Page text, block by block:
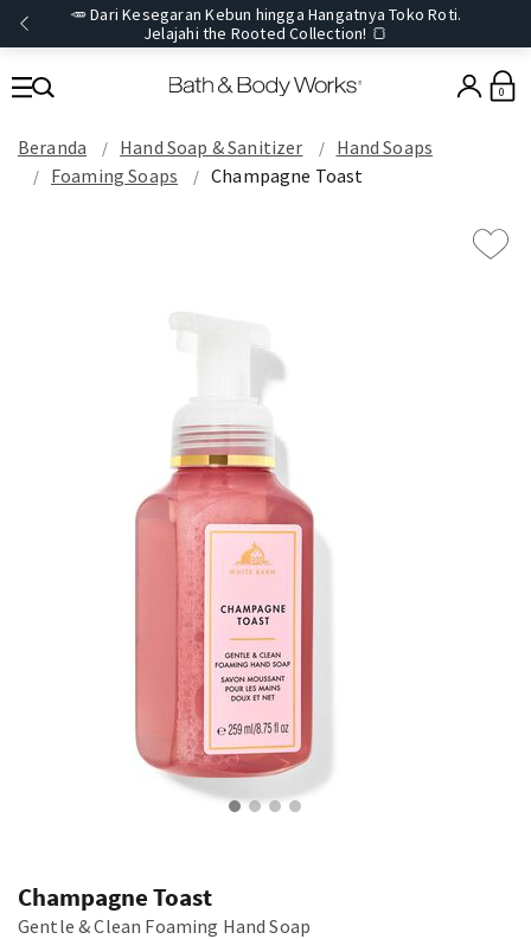
🥕 Dari Kesegaran Kebun hingga Hangatnya Toko Roti.
Jelajahi the Rooted Collection! 🍞
0
Beranda Hand Soap & Sanitizer
Hand Soaps
Foaming Soaps
Champagne Toast
Champagne Toast
Gentle & Clean Foaming Hand Soap